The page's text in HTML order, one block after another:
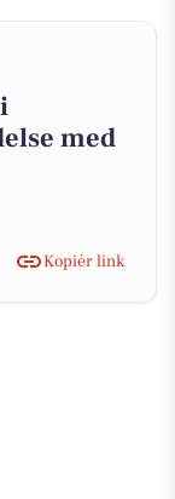
med
Kopiér link